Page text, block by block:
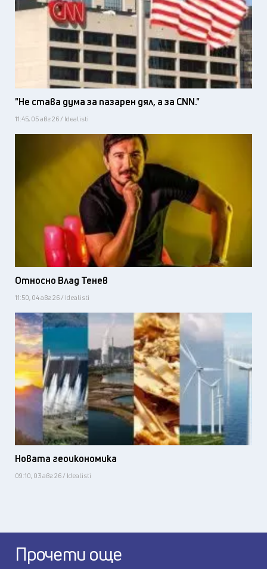
"Не става дума за пазарен дял, а за CNN."
11:45, 05 авг 26 / Idealisti
Относно Влад Тенев
11:50, 04 авг 26 / Idealisti
Новата геоикономика
09:10, 03 авг 26 / Idealisti
Прочети още